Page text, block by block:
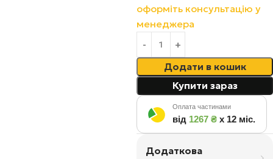
оформіть консультацію у
менеджера
Додати в кошик
Купити зараз
Оплата частинами
від 1267 ₴ х 12 міс.
Додаткова